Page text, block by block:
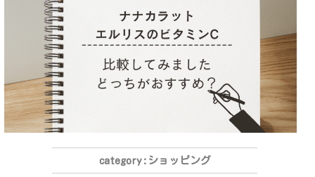
ショッピング